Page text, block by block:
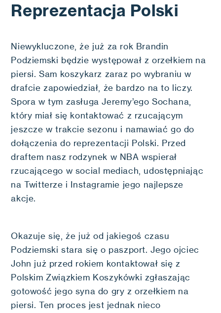
Reprezentacja Polski
Niewykluczone, że już za rok Brandin
Podziemski będzie występował z orzełkiem na
piersi. Sam koszykarz zaraz po wybraniu w
drafcie zapowiedział, że bardzo na to liczy.
Spora w tym zasługa Jeremy’ego Sochana,
który miał się kontaktować z rzucającym
jeszcze w trakcie sezonu i namawiać go do
dołączenia do reprezentacji Polski. Przed
draftem nasz rodzynek w NBA wspierał
rzucającego w social mediach, udostępniając
na Twitterze i Instagramie jego najlepsze
akcje.
Okazuje się, że już od jakiegoś czasu
Podziemski stara się o paszport. Jego ojciec
John już przed rokiem kontaktował się z
Polskim Związkiem Koszykówki zgłaszając
gotowość jego syna do gry z orzełkiem na
piersi. Ten proces jest jednak nieco